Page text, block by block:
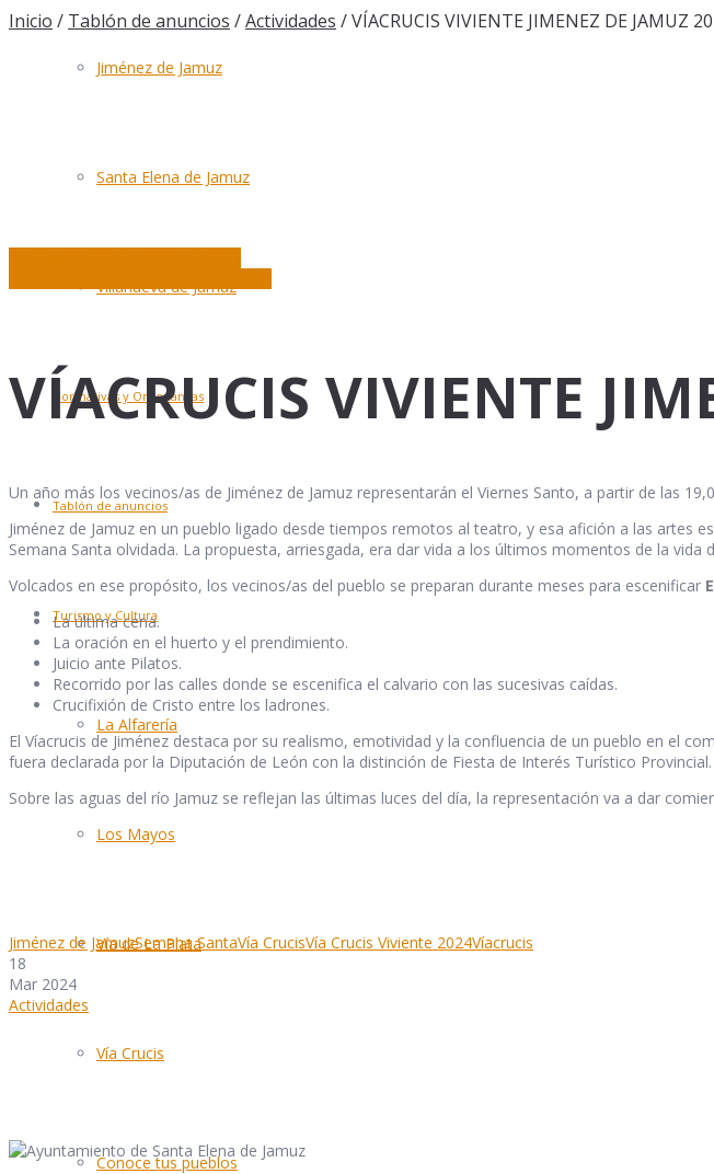
Jiménez de Jamuz
Santa Elena de Jamuz
Villanueva de Jamuz
Normativas y Ordenanzas
Tablón de anuncios
Turismo y Cultura
La Alfarería
Los Mayos
Vía de La Plata
Vía Crucis
Conoce tus pueblos
Inicio / Tablón de anuncios /Actividades /VÍACRUCIS VIVIENTE JIMENEZ DE JAMUZ
VÍACRUCIS VIVIENTE
Un año más los vecinos/as de Jiménez de Jamuz representarán el Viernes Santo, a partir de las
Jiménez de Jamuz en un pueblo ligado desde tiempos remotos al teatro, y esa afición a las artes
Semana Santa olvidada. La propuesta, arriesgada, era dar vida a los últimos momentos de la vida
Volcados en ese propósito, los vecinos/as del pueblo se preparan durante meses para escenificar
La última cena.
La oración en el huerto y el prendimiento.
Juicio ante Pilatos.
Recorrido por las calles donde se escenifica el calvario con las sucesivas caídas.
Crucifixión de Cristo entre los ladrones.
El Víacrucis de Jiménez destaca por su realismo, emotividad y la confluencia de un pueblo en el
fuera declarada por la Diputación de León con la distinción de Fiesta de Interés Turístico Provincial.
Sobre las aguas del río Jamuz se reflejan las últimas luces del día, la representación va a dar
Jiménez de JamuzSemana SantaVía CrucisVía Crucis Viviente 2024Víacrucis
18
Mar 2024
Actividades